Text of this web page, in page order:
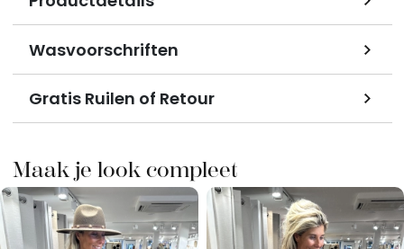
Wasvoorschriften
Gratis Ruilen of Retour
Maak je look compleet